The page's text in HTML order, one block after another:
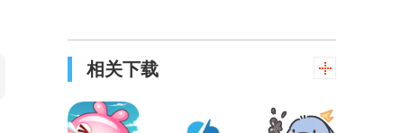
相关下载